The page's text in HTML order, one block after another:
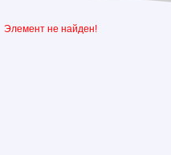
Элемент не найден!